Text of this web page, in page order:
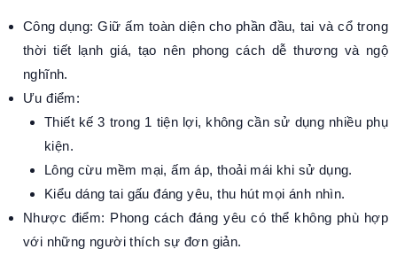
Công dụng: Giữ ấm toàn diện cho phần đầu, tai và cổ trong
thời tiết lạnh giá, tạo nên phong cách dễ thương và ngộ
nghĩnh.
Ưu điểm:
Thiết kế 3 trong 1 tiện lợi, không cần sử dụng nhiều phụ
kiện.
Lông cừu mềm mại, ấm áp, thoải mái khi sử dụng.
Kiểu dáng tai gấu đáng yêu, thu hút mọi ánh nhìn.
Nhược điểm: Phong cách đáng yêu có thể không phù hợp
với những người thích sự đơn giản.